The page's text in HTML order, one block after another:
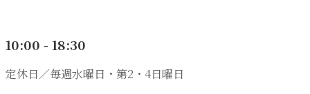
10:00 - 18:30
定休日／毎週水曜日・第2・4日曜日